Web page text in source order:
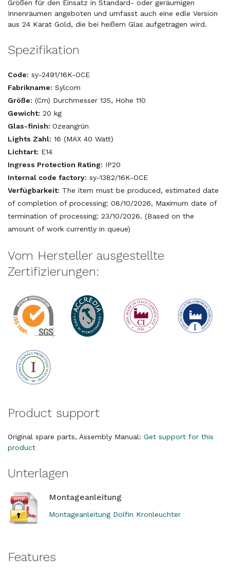
Größen für den Einsatz in Standard- oder geräumigen
Innenräumen angeboten und umfasst auch eine edle Version
aus 24 Karat Gold, die bei heißem Glas aufgetragen wird.
Spezifikation
Code: sy-2491/16K-OCE
Fabrikname: Sylcom
Größe: (Cm) Durchmesser 135, Höhe 110
Gewicht: 20 kg
Glas-finish: Ozeangrün
Lights Zahl: 16 (MAX 40 Watt)
Lichtart: E14
Ingress Protection Rating: IP20
Internal code factory: sy-1382/16K-OCE
Verfügbarkeit: The item must be produced, estimated date
of completion of processing: 08/10/2026, Maximum date of
termination of processing: 23/10/2026. (Based on the
amount of work currently in queue)
Vom Hersteller ausgestellte
Zertifizierungen:
Product support
Original spare parts, Assembly Manual: Get support for this
product
Unterlagen
Montageanleitung
Montageanleitung Dolfin Kronleuchter
Features